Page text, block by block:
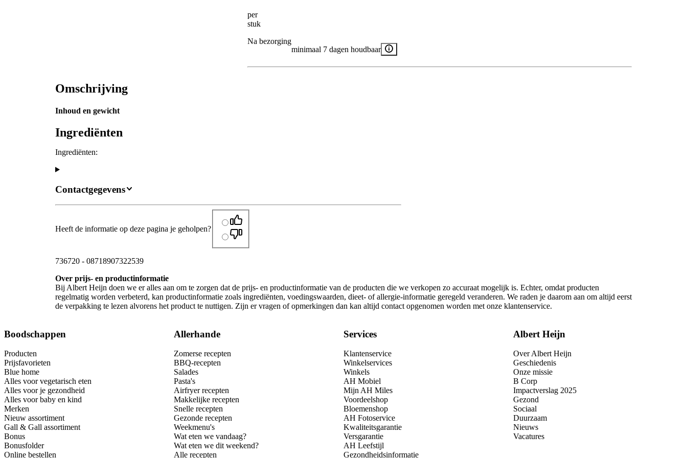
per
stuk
Na bezorging
minimaal 7 dagen houdbaar
Omschrijving
Inhoud en gewicht
Ingrediënten
Ingrediënten:
Contactgegevens
Heeft de informatie op deze pagina je geholpen?
736720 - 08718907322539
Over prijs- en productinformatie
Bij Albert Heijn doen we er alles aan om te zorgen dat de prijs- en productinformatie van de producten die we verkopen zo accuraat mogelijk is. Echter, omdat producten
regelmatig worden verbeterd, kan productinformatie zoals ingrediënten, voedingswaarden, dieet- of allergie-informatie geregeld veranderen. We raden je daarom aan om altijd eerst
de verpakking te lezen alvorens het product te nuttigen. Zijn er vragen of opmerkingen dan kan altijd contact opgenomen worden met onze klantenservice.
Boodschappen
Producten
Prijsfavorieten
Blue home
Alles voor vegetarisch eten
Alles voor je gezondheid
Alles voor baby en kind
Merken
Nieuw assortiment
Gall & Gall assortiment
Bonus
Bonusfolder
Online bestellen
Allerhande
Zomerse recepten
BBQ-recepten
Salades
Pasta's
Airfryer recepten
Makkelijke recepten
Snelle recepten
Gezonde recepten
Weekmenu's
Wat eten we vandaag?
Wat eten we dit weekend?
Alle recepten
Services
Klantenservice
Winkelservices
Winkels
AH Mobiel
Mijn AH Miles
Voordeelshop
Bloemenshop
AH Fotoservice
Kwaliteitsgarantie
Versgarantie
AH Leefstijl
Gezondheidsinformatie
Albert Heijn
Over Albert Heijn
Geschiedenis
Onze missie
B Corp
Impactverslag 2025
Gezond
Sociaal
Duurzaam
Nieuws
Vacatures